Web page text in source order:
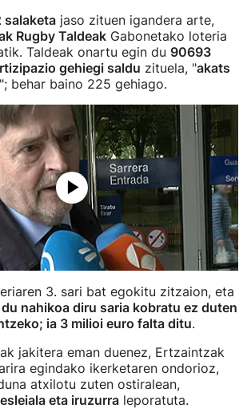
salaketa jaso zituen igandera arte,
Rugby Taldeak Gabonetako loteria
Taldeak onartu egin du 90693
gehiegi saldu zituela, "akats
"; behar baino 225 gehiago.
3. sari bat egokitu zitzaion, eta
nahikoa diru saria kobratu ez duten
ia 3 milioi euro falta ditu.
jakitera eman duenez, Ertzaintzak
egindako ikerketaren ondorioz,
atxilotu zuten ostiralean,
eta iruzurra leporatuta.